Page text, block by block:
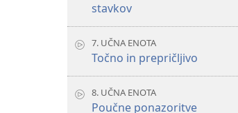
stavkov
7. UČNA ENOTA
Točno in prepričljivo
8. UČNA ENOTA
Poučne ponazoritve